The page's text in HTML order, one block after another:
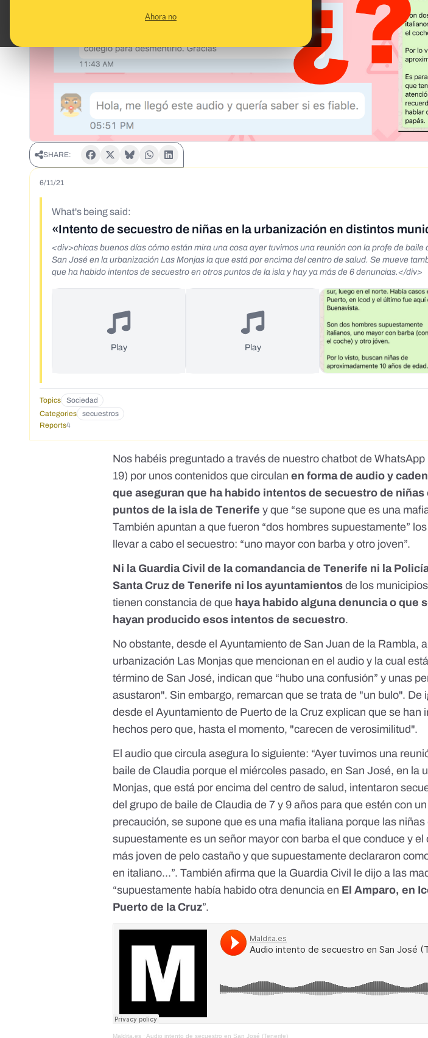
Ahora no
SHARE:
6/11/21
What's being said:
«Intento de secuestro de niñas en la urbanización en distintos
<div>chicas buenos días cómo están mira una cosa ayer tuvimos una reunión con la profe de
San José en la urbanización Las Monjas la que está por encima del centro de salud. Se mueve
que ha habido intentos de secuestro en otros puntos de la isla y hay ya más de 6 denuncias.</div>
Play Play
Topics Sociedad
Categories
secuestros
Reports4
Nos habéis preguntado a través de nuestro chatbot de WhatsApp
19) por unos contenidos que circulanen forma de audio y
que aseguran que ha habido intentos de secuestro de
puntos de la isla de Tenerife y que “se supone que es una
También apuntan a que fueron “dos hombres supuestamente”
llevar a cabo el secuestro: “uno mayor con barba y otro joven”.
Ni la Guardia Civil de la comandancia de Tenerife ni la
Santa Cruz de Tenerife ni los ayuntamientos de los
tienen constancia de que haya habido alguna denuncia o que
hayan producido esos intentos de secuestro.
No obstante, desde el Ayuntamiento de San Juan de la Rambla,
urbanización Las Monjas que mencionan en el audio y la cual
término de San José, indican que “hubo una confusión” y unas
asustaron". Sin embargo, remarcan que se trata de "un bulo". De
desde el Ayuntamiento de Puerto de la Cruz explican que se han
hechos pero que, hasta el momento, "carecen de verosimilitud".
El audio que circula asegura lo siguiente: “Ayer tuvimos una
baile de Claudia porque el miércoles pasado, en San José, en la
Monjas, que está por encima del centro de salud, intentaron
del grupo de baile de Claudia de 7 y 9 años para que estén con
precaución, se supone que es una mafia italiana porque las
supuestamente es un señor mayor con barba el que conduce y el
más joven de pelo castaño y que supuestamente declararon
en italiano...”. También afirma que la Guardia Civil le dijo a las
“supuestamente había habido otra denuncia en El Amparo, en
Puerto de la Cruz”.
Maldita.es ·Audio intento de secuestro en San José (Tenerife)